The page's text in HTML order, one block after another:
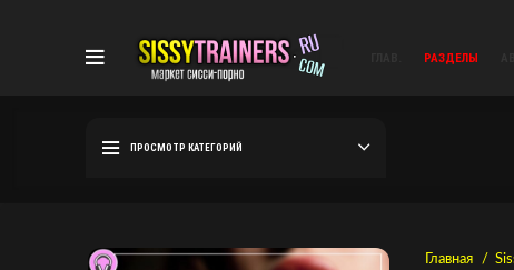
РАЗДЕЛЫ
ПРОСМОТР КАТЕГОРИЙ
Главная